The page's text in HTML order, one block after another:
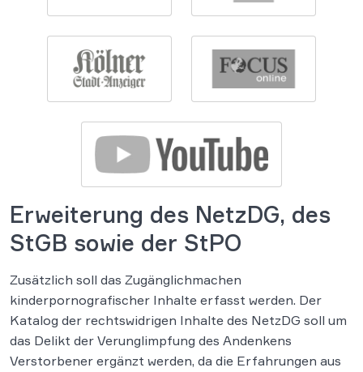
Erweiterung des NetzDG, des
StGB sowie der StPO
Zusätzlich soll das Zugänglichmachen
kinderpornografischer Inhalte erfasst werden. Der
Katalog der rechtswidrigen Inhalte des NetzDG soll um
das Delikt der Verunglimpfung des Andenkens
Verstorbener ergänzt werden, da die Erfahrungen aus